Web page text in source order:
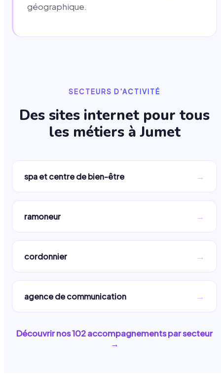
géographique.
SECTEURS D'ACTIVITÉ
Des sites internet pour tous
les métiers àJumet
spa et centre de bien-être →
ramoneur →
cordonnier →
agence de communication →
Découvrir nos102accompagnements par secteur
→